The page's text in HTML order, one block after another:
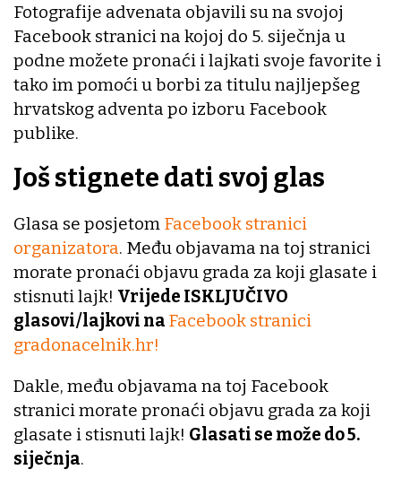
Fotografije advenata objavili su na svojoj
Facebook stranici na kojoj do 5. siječnja u
podne možete pronaći i lajkati svoje favorite i
tako im pomoći u borbi za titulu najljepšeg
hrvatskog adventa po izboru Facebook
publike.
Još stignete dati svoj glas
Glasa se posjetom Facebook stranici
organizatora. Među objavama na toj stranici
morate pronaći objavu grada za koji glasate i
stisnuti lajk! Vrijede ISKLJUČIVO
glasovi/lajkovi na Facebook stranici
gradonacelnik.hr!
Dakle, među objavama na toj Facebook
stranici morate pronaći objavu grada za koji
glasate i stisnuti lajk! Glasati se može do 5.
siječnja.